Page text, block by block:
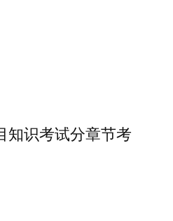
知识考试分章节考